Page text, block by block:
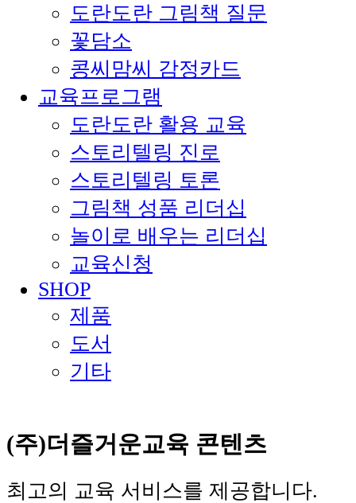
도란도란 그림책 질문
꽃담소
콩씨맘씨 감정카드
교육프로그램
도란도란 활용 교육
스토리텔링 진로
스토리텔링 토론
그림책 성품 리더십
놀이로 배우는 리더십
교육신청
SHOP
제품
도서
기타
(주)더즐거운교육 콘텐츠
최고의 교육 서비스를 제공합니다.